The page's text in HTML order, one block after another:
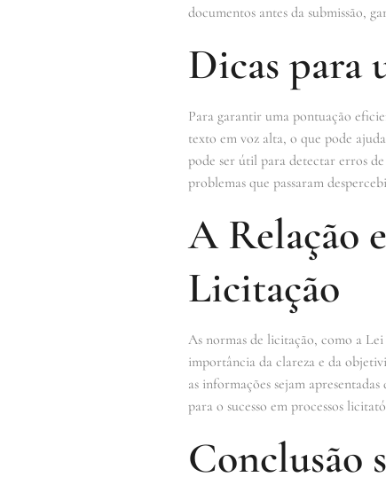
documentos antes da submissão,
Dicas para
Para garantir uma pontuação
texto em voz alta, o que pode
pode ser útil para detectar erros
problemas que passaram
A Relação
Licitação
As normas de licitação, como a
importância da clareza e da
as informações sejam
para o sucesso em processos
Conclusão